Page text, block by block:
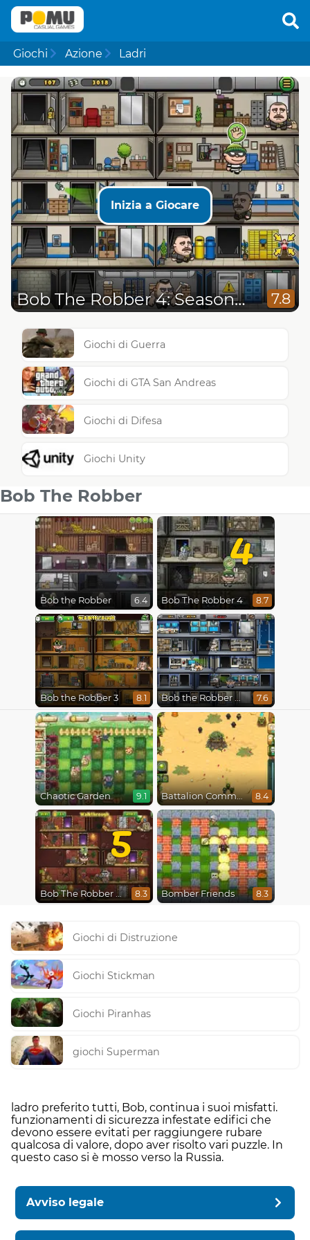
Giochi Azione Ladri
Inizia a Giocare
Bob The Robber 4: Season 2 Russia 7.8
Giochi di Guerra
Giochi di GTA San Andreas
Giochi di Difesa
Giochi Unity
Bob The Robber
Bob the Robber 6.4
4
Bob The Robber 4 8.7
Bob the Robber 3 8.1 Bob the Robber 4 Season 3 : Japan 7.6
Chaotic Garden 9.1 Battalion Commander 8.4
5
Bob The Robber 5 The Temple Adventure 8.3 Bomber Friends 8.3
Giochi di Distruzione
Giochi Stickman
Giochi Piranhas
giochi Superman
ladro preferito tutti, Bob, continua i suoi misfatti.
funzionamenti di sicurezza infestate edifici che
devono essere evitati per raggiungere rubare
qualcosa di valore, dopo aver risolto vari puzzle. In
questo caso si è mosso verso la Russia.
Avviso legale